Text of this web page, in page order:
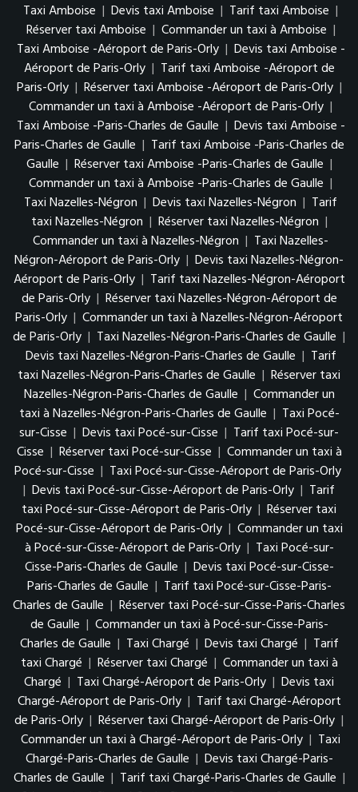
Taxi Amboise | Devis taxi Amboise | Tarif taxi Amboise |
Réserver taxi Amboise | Commander un taxi à Amboise |
Taxi Amboise -Aéroport de Paris-Orly | Devis taxi Amboise -
Aéroport de Paris-Orly | Tarif taxi Amboise -Aéroport de
Paris-Orly | Réserver taxi Amboise -Aéroport de Paris-Orly |
Commander un taxi à Amboise -Aéroport de Paris-Orly |
Taxi Amboise -Paris-Charles de Gaulle | Devis taxi Amboise -
Paris-Charles de Gaulle | Tarif taxi Amboise -Paris-Charles de
Gaulle | Réserver taxi Amboise -Paris-Charles de Gaulle |
Commander un taxi à Amboise -Paris-Charles de Gaulle |
Taxi Nazelles-Négron | Devis taxi Nazelles-Négron | Tarif
taxi Nazelles-Négron | Réserver taxi Nazelles-Négron |
Commander un taxi à Nazelles-Négron | Taxi Nazelles-
Négron-Aéroport de Paris-Orly | Devis taxi Nazelles-Négron-
Aéroport de Paris-Orly | Tarif taxi Nazelles-Négron-Aéroport
de Paris-Orly | Réserver taxi Nazelles-Négron-Aéroport de
Paris-Orly | Commander un taxi à Nazelles-Négron-Aéroport
de Paris-Orly | Taxi Nazelles-Négron-Paris-Charles de Gaulle |
Devis taxi Nazelles-Négron-Paris-Charles de Gaulle | Tarif
taxi Nazelles-Négron-Paris-Charles de Gaulle | Réserver taxi
Nazelles-Négron-Paris-Charles de Gaulle | Commander un
taxi à Nazelles-Négron-Paris-Charles de Gaulle | Taxi Pocé-
sur-Cisse | Devis taxi Pocé-sur-Cisse | Tarif taxi Pocé-sur-
Cisse | Réserver taxi Pocé-sur-Cisse | Commander un taxi à
Pocé-sur-Cisse | Taxi Pocé-sur-Cisse-Aéroport de Paris-Orly
| Devis taxi Pocé-sur-Cisse-Aéroport de Paris-Orly | Tarif
taxi Pocé-sur-Cisse-Aéroport de Paris-Orly | Réserver taxi
Pocé-sur-Cisse-Aéroport de Paris-Orly | Commander un taxi
à Pocé-sur-Cisse-Aéroport de Paris-Orly | Taxi Pocé-sur-
Cisse-Paris-Charles de Gaulle | Devis taxi Pocé-sur-Cisse-
Paris-Charles de Gaulle | Tarif taxi Pocé-sur-Cisse-Paris-
Charles de Gaulle | Réserver taxi Pocé-sur-Cisse-Paris-Charles
de Gaulle | Commander un taxi à Pocé-sur-Cisse-Paris-
Charles de Gaulle | Taxi Chargé | Devis taxi Chargé | Tarif
taxi Chargé | Réserver taxi Chargé | Commander un taxi à
Chargé | Taxi Chargé-Aéroport de Paris-Orly | Devis taxi
Chargé-Aéroport de Paris-Orly | Tarif taxi Chargé-Aéroport
de Paris-Orly | Réserver taxi Chargé-Aéroport de Paris-Orly |
Commander un taxi à Chargé-Aéroport de Paris-Orly | Taxi
Chargé-Paris-Charles de Gaulle | Devis taxi Chargé-Paris-
Charles de Gaulle | Tarif taxi Chargé-Paris-Charles de Gaulle |